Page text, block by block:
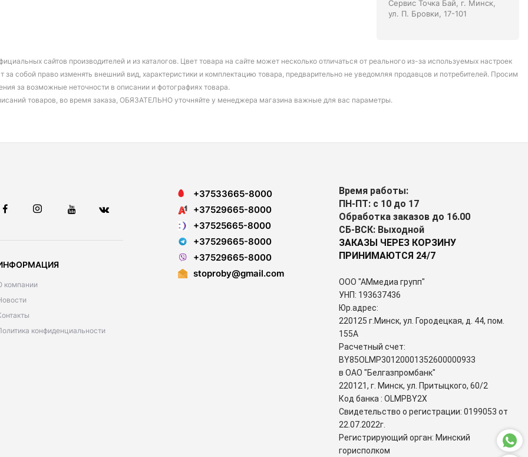
Сервис Точка Бай, г. Минск,
ул. П. Бровки, 17-101
сайтов производителей и из каталогов. Цвет товара на сайте может несколько отличаться от реального из-за используемых настроек
собой право изменять внешний вид, характеристики и комплектацию товара, предварительно не уведомляя продавцов и потребителей. Просим
за возможные неточности в описании и фотографиях товара.
товаров, во время заказа, ОБЯЗАТЕЛЬНО уточняйте у менеджера магазина важные для вас параметры.
компании
конфиденциальности
+37533665-8000
+37529665-8000
+37525665-8000
+37529665-8000
+37529665-8000
stoproby@gmail.com
Время работы:
ПН-ПТ: с 10 до 17
Обработка заказов до 16.00
СБ-ВСК: Выходной
ЗАКАЗЫ ЧЕРЕЗ КОРЗИНУ
ПРИНИМАЮТСЯ 24/7
ООО "АМмедиа групп"
УНП: 193637436
Юр.адрес:
220125 г.Минск, ул. Городецкая, д. 44, пом.
155А
Расчетный счет:
BY85OLMP30120001352600000933
в ОАО "Белгазпромбанк"
220121, г. Минск, ул. Притыцкого, 60/2
Код банка : OLMPBY2X
Свидетельство о регистрации: 0199053 от
22.07.2022г.
Регистрирующий орган: Минский
горисполком